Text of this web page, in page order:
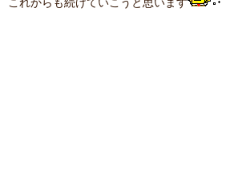
これからも続けていこうと思います